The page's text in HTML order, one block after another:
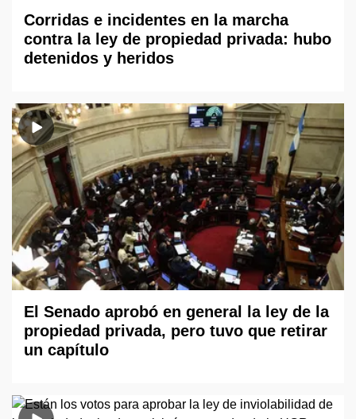
Corridas e incidentes en la marcha
contra la ley de propiedad privada: hubo
detenidos y heridos
El Senado aprobó en general la ley de la
propiedad privada, pero tuvo que retirar
un capítulo